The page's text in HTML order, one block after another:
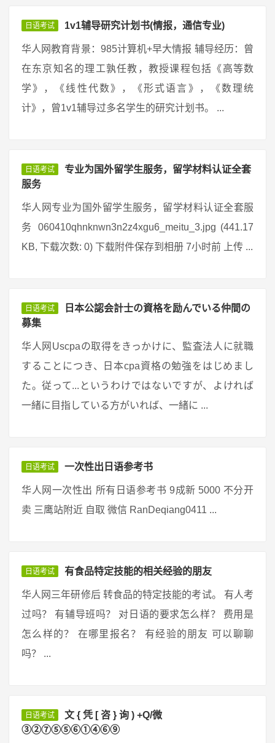
日语考试 1v1辅导研究计划书(情报，通信专业)
华人网教育背景：985计算机+早大情报 辅导经历：曾
在东京知名的理工孰任教，教授课程包括《高等数
学》，《线性代数》，《形式语言》，《数理统
计》，曾1v1辅导过多名学生的研究计划书。 ...
日语考试
专业为国外留学生服务，留学材料认证全套
服务
华人网专业为国外留学生服务，留学材料认证全套服
务 060410qhnknwn3n2z4xgu6_meitu_3.jpg (441.17
KB, 下载次数: 0) 下载附件保存到相册 7小时前 上传 ...
日语考试
日本公認会計士の資格を励んでいる仲間の
募集
华人网Uscpaの取得をきっかけに、監査法人に就職
することにつき、日本cpa資格の勉強をはじめまし
た。従って...というわけではないですが、よければ
一緒に目指している方がいれば、一緒に ...
日语考试 一次性出日语参考书
华人网一次性出 所有日语参考书 9成新 5000 不分开
卖 三鹰站附近 自取 微信 RanDeqiang0411 ...
日语考试 有食品特定技能的相关经验的朋友
华人网三年研修后 转食品的特定技能的考试。 有人考
过吗？ 有辅导班吗？ 对日语的要求怎么样？ 费用是
怎么样的？ 在哪里报名？ 有经验的朋友 可以聊聊
吗？ ...
日语考试
文 { 凭 [ 咨 } 询 ) +Q/微
③②⑦⑤⑤⑥①④⑥⑨